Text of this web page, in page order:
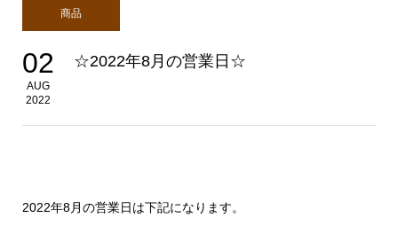
商品
02
AUG
2022
☆2022年8月の営業日☆
2022年8月の営業日は下記になります。